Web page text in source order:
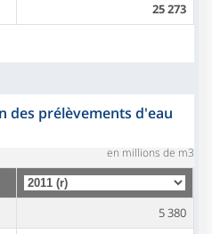
25 273
des prélèvements d'eau
en millions de m3
5 380